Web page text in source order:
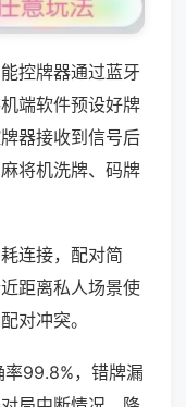
控牌器通过蓝牙
端软件预设好牌
器接收到信号后
将机洗牌、码牌
连接，配对简
距离私人场景使
对冲突。
率99.8%，错牌漏